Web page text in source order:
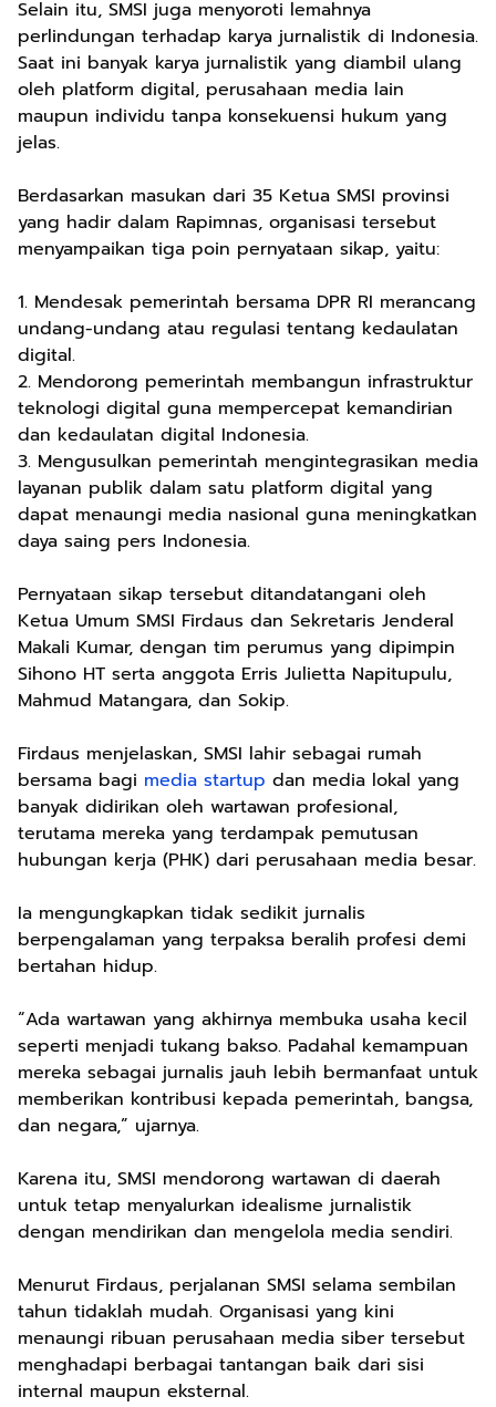
Selain itu, SMSI juga menyoroti lemahnya
perlindungan terhadap karya jurnalistik di Indonesia.
Saat ini banyak karya jurnalistik yang diambil ulang
oleh platform digital, perusahaan media lain
maupun individu tanpa konsekuensi hukum yang
jelas.
Berdasarkan masukan dari 35 Ketua SMSI provinsi
yang hadir dalam Rapimnas, organisasi tersebut
menyampaikan tiga poin pernyataan sikap, yaitu:
1. Mendesak pemerintah bersama DPR RI merancang
undang-undang atau regulasi tentang kedaulatan
digital.
2. Mendorong pemerintah membangun infrastruktur
teknologi digital guna mempercepat kemandirian
dan kedaulatan digital Indonesia.
3. Mengusulkan pemerintah mengintegrasikan media
layanan publik dalam satu platform digital yang
dapat menaungi media nasional guna meningkatkan
daya saing pers Indonesia.
Pernyataan sikap tersebut ditandatangani oleh
Ketua Umum SMSI Firdaus dan Sekretaris Jenderal
Makali Kumar, dengan tim perumus yang dipimpin
Sihono HT serta anggota Erris Julietta Napitupulu,
Mahmud Matangara, dan Sokip.
Firdaus menjelaskan, SMSI lahir sebagai rumah
bersama bagi media startup dan media lokal yang
banyak didirikan oleh wartawan profesional,
terutama mereka yang terdampak pemutusan
hubungan kerja (PHK) dari perusahaan media besar.
Ia mengungkapkan tidak sedikit jurnalis
berpengalaman yang terpaksa beralih profesi demi
bertahan hidup.
“Ada wartawan yang akhirnya membuka usaha kecil
seperti menjadi tukang bakso. Padahal kemampuan
mereka sebagai jurnalis jauh lebih bermanfaat untuk
memberikan kontribusi kepada pemerintah, bangsa,
dan negara,” ujarnya.
Karena itu, SMSI mendorong wartawan di daerah
untuk tetap menyalurkan idealisme jurnalistik
dengan mendirikan dan mengelola media sendiri.
Menurut Firdaus, perjalanan SMSI selama sembilan
tahun tidaklah mudah. Organisasi yang kini
menaungi ribuan perusahaan media siber tersebut
menghadapi berbagai tantangan baik dari sisi
internal maupun eksternal.